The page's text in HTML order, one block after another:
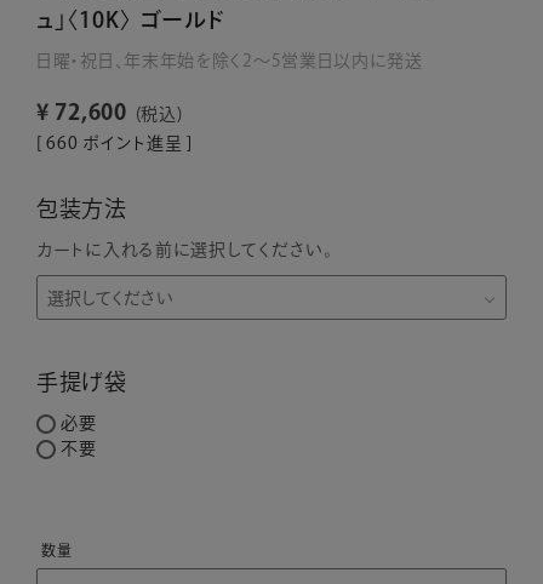
ュ」〈10K〉 ゴールド
日曜・祝日、年末年始を除く2～5営業日以内に発送
¥ 72,600
税込
660 ポイント進呈 ]
包装方法
カートに入れる前に選択してください。
手提げ袋
必要
不要